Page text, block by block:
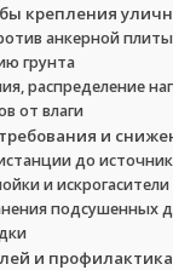
крепления
анкерной
грунта
распределение
от влаги
и
до
и искрогасители
подсушенных
и